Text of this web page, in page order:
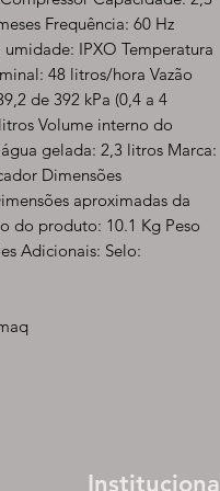
Frequência: 60 Hz
IPXO Temperatura
48 litros/hora Vazão
de 392 kPa (0,4 a 4
Volume interno do
gelada: 2,3 litros Marca:
Dimensões
aproximadas da
do produto: 10.1 Kg Peso
Adicionais: Selo:
Institucional